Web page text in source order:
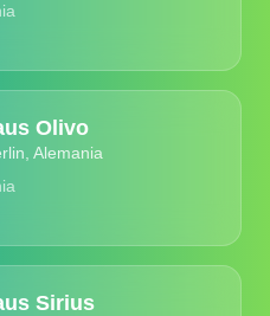
Olivo
Alemania
Sirius